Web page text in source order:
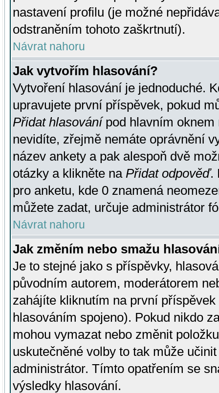
nastavení profilu (je možné
odstraněním tohoto zaškrtnutí).
Návrat nahoru
Jak vytvořím hlasování?
Vytvoření hlasování je jednoduché.
upravujete první příspěvek, pokud
Přidat hlasovánípod hlavním oknem
nevidíte, zřejmě nemáte oprávnění
název ankety a pak alespoň dvě
otázky a klikněte na Přidat odpověď.
pro anketu, kde 0 znamená
můžete zadat, určuje administrátor
Návrat nahoru
Jak změním nebo smažu
Je to stejné jako s příspěvky,
původním autorem, moderátorem
zahájíte kliknutím na první
hlasováním spojeno). Pokud nikdo
mohou vymazat nebo změnit
uskutečněné volby to tak může
administrátor. Tímto opatřením se
výsledky hlasování.